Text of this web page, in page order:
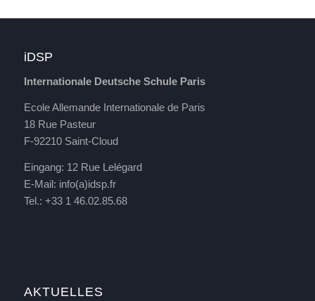
iDSP
Internationale Deutsche Schule Paris
Ecole Allemande Internationale de Paris
18 Rue Pasteur
F-92210 Saint-Cloud
Eingang: 12 Rue Lelégard
E-Mail: info(a)idsp.fr
Tel.: +33 1 46.02.85.68
AKTUELLES